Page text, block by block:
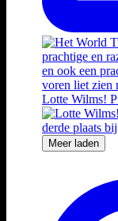
Lotte Wilms!
Meer laden